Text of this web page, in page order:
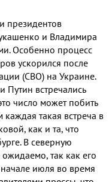
президентов
и Владимира
.Особенно процесс
ускорился после
(СВО) на Украине.
встречались
число может побить
каждая такая встреча в
, как и та, что
. В северную
ожидаемо, так как его
июля во время